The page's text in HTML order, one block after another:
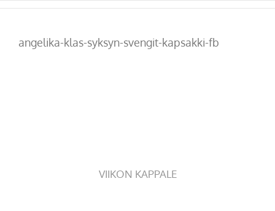
angelika-klas-syksyn-svengit-kapsakki-fb
VIIKON KAPPALE